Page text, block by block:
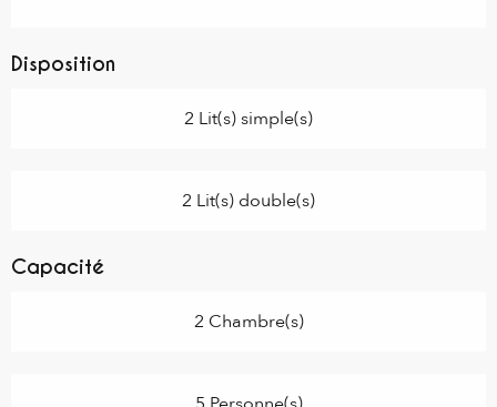
Disposition
2 Lit(s) simple(s)
2 Lit(s) double(s)
Capacité
2 Chambre(s)